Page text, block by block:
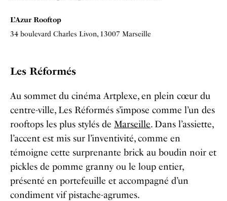
L’Azur Rooftop
34 boulevard Charles Livon, 13007 Marseille
Les Réformés
Au sommet du cinéma Artplexe, en plein cœur du
centre-ville, Les Réformés s’impose comme l’un des
rooftops les plus stylés de Marseille. Dans l’assiette,
l’accent est mis sur l’inventivité, comme en
témoigne cette surprenante brick au boudin noir et
pickles de pomme granny ou le loup entier,
présenté en portefeuille et accompagné d’un
condiment vif pistache-agrumes.